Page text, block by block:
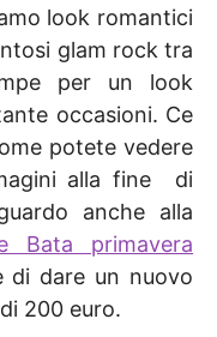
look romantici
glam rock tra
per un look
occasioni. Ce
potete vedere
alla fine di
anche alla
Bata primavera
di dare un nuovo
200 euro.